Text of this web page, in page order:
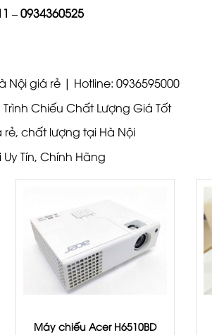
–0934360525
giá rẻ | Hotline: 0936595000
Chiếu Chất Lượng Giá Tốt
chất lượng tại Hà Nội
Tín, Chính Hãng
Máy chiếu Acer H6510BD